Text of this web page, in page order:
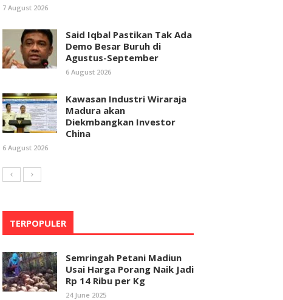
7 August 2026
Said Iqbal Pastikan Tak Ada
Demo Besar Buruh di
Agustus-September
6 August 2026
Kawasan Industri Wiraraja
Madura akan
Diekmbangkan Investor
China
6 August 2026
TERPOPULER
Semringah Petani Madiun
Usai Harga Porang Naik Jadi
Rp 14 Ribu per Kg
24 June 2025